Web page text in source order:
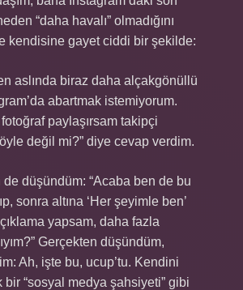
“daha havalı” olmadığını
kendisine gayet ciddi bir şekilde:
aslında biraz daha alçakgönüllü
abartmak istemiyorum.
paylaşırsam takipçi
değil mi?” diye cevap verdim.
düşündüm: “Acaba ben de bu
sonra altına ‘Her şeyimle ben’
yapsam, daha fazla
Gerçekten düşündüm,
Ah, işte bu, ucup’tu. Kendini
“sosyal medya şahsiyeti” gibi